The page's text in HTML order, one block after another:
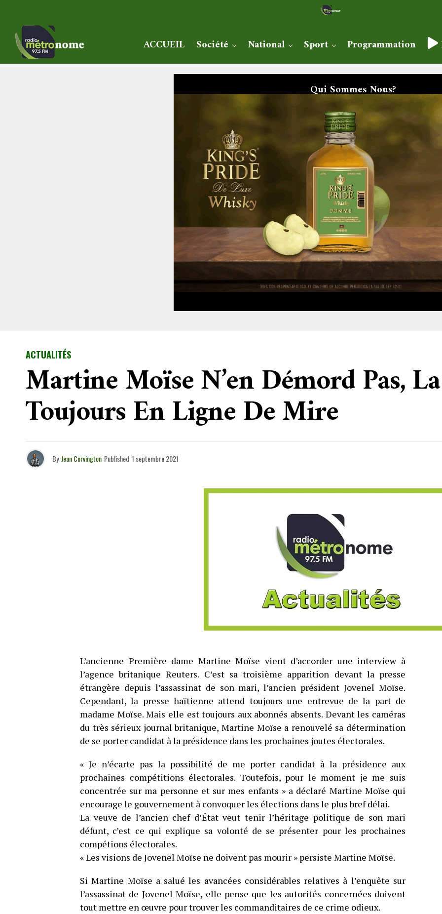
ACCUEIL Société National Sport Programmation
Qui Sommes Nous?
ACTUALITÉS
Martine Moïse N’en Démord Pas,
Toujours En Ligne De Mire
By Jean Corvington Published 1 septembre 2021
L’ancienne Première dame Martine Moïse vient d’accorder une interview à
l’agence britanique Reuters. C’est sa troisième apparition devant la presse
étrangère depuis l’assassinat de son mari, l’ancien président Jovenel Moïse.
Cependant, la presse haïtienne attend toujours une entrevue de la part de
madame Moïse. Mais elle est toujours aux abonnés absents. Devant les caméras
du très sérieux journal britanique, Martine Moïse a renouvelé sa détermination
de se porter candidat à la présidence dans les prochaines joutes électorales.
« Je n’écarte pas la possibilité de me porter candidat à la présidence aux
prochaines compétitions électorales. Toutefois, pour le moment je me suis
concentrée sur ma personne et sur mes enfants » a déclaré Martine Moïse qui
encourage le gouvernement à convoquer les élections dans le plus bref délai.
La veuve de l’ancien chef d’État veut tenir l’héritage politique de son mari
défunt, c’est ce qui explique sa volonté de se présenter pour les prochaines
compétions électorales.
« Les visions de Jovenel Moïse ne doivent pas mourir » persiste Martine Moïse.
Si Martine Moïse a salué les avancées considérables relatives à l’enquête sur
l’assassinat de Jovenel Moïse, elle pense que les autorités concernées doivent
tout mettre en œuvre pour trouver les commanditaires de ce crime odieux.